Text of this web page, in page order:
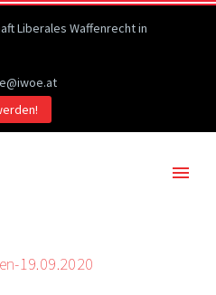
Liberales Waffenrecht in
19.09.2020